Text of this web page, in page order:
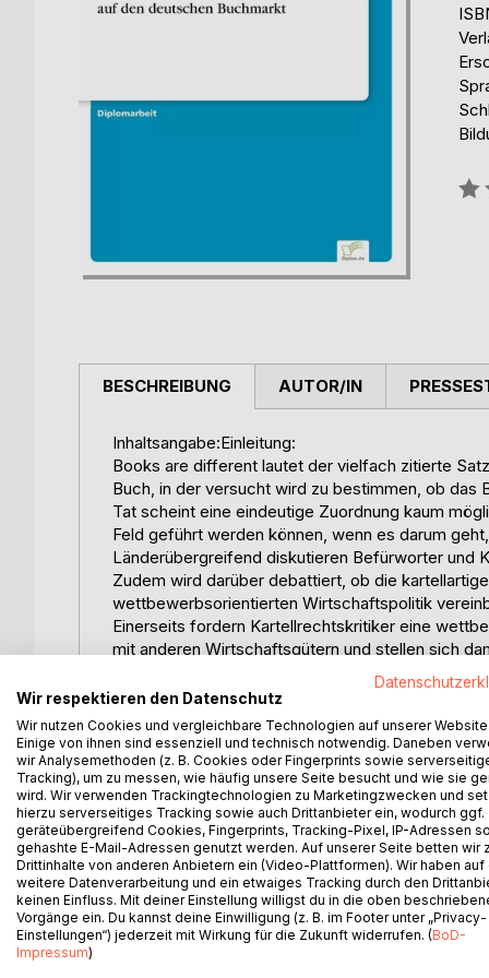
BESCHREIBUNG
Inhaltsangabe:Einleitung:
Books are different lautet der vielfach zitierte
Buch, in der versucht wird zu bestimmen, ob das
Tat scheint eine eindeutige Zuordnung kaum
Feld geführt werden können, wenn es darum
Länderübergreifend diskutieren Befürworter und
Zudem wird darüber debattiert, ob die
wettbewerbsorientierten Wirtschaftspolitik
Einerseits fordern Kartellrechtskritiker eine
mit anderen Wirtschaftsgütern und stellen sich
führen Verleger und Buchhändler Argumente
Buchpreisbindung an. Darüber hinaus wird ins
gesamten Buchmarkt sich ohne Preisbindung
Buchhändler sehen diese als wachsende Gefahr
Buchpreisbindung häufig vernachlässigte,
diese haben die Konsequenzen der
den Preis zu bezahlen haben.
Zielsetzung dieser Arbeit ist es daher, das
und vor dem Hintergrund der skizzierten
Buchmarktes zu untersuchen. Im zweiten
bis hin zum aktuellen System beschrieben und
aufgezeigt.
Das dritte Kapitel stellt auf die rechtlichen
rechtliche Einordnung der Preisbindung nach
AUTOR/IN
Wir respektieren den Datenschutz
Wir nutzen Cookies und vergleichbare Technologien auf unserer Website.
Einige von ihnen sind essenziell und technisch notwendig. Daneben
wir Analysemethoden (z. B. Cookies oder Fingerprints sowie
Tracking), um zu messen, wie häufig unsere Seite besucht und wie sie
wird. Wir verwenden Trackingtechnologien zu Marketingzwecken und
hierzu serverseitiges Tracking sowie auch Drittanbieter ein, wodurch ggf.
geräteübergreifend Cookies, Fingerprints, Tracking-Pixel, IP-Adressen
gehashte E-Mail-Adressen genutzt werden. Auf unserer Seite betten wir
Drittinhalte von anderen Anbietern ein (Video-Plattformen). Wir haben auf
weitere Datenverarbeitung und ein etwaiges Tracking durch den
keinen Einfluss. Mit deiner Einstellung willigst du in die oben
Vorgänge ein. Du kannst deine Einwilligung (z. B. im Footer unter „Privacy-
Einstellungen“) jederzeit mit Wirkung für die Zukunft widerrufen. (BoD-
Impressum)